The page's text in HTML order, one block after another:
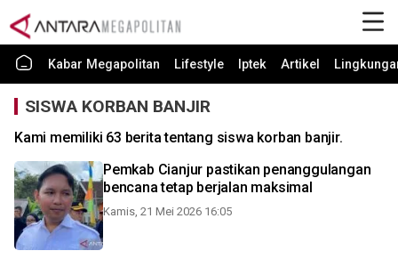
Kabar Megapolitan Lifestyle Iptek Artikel
SISWA KORBAN BANJIR
Kami memiliki 63 berita tentang siswa korban banjir.
Pemkab Cianjur pastikan penanggulangan
bencana tetap berjalan maksimal
Kamis, 21 Mei 2026 16:05